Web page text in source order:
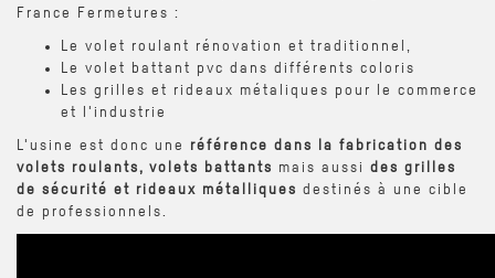
France Fermetures :
Le volet roulant rénovation et traditionnel,
Le volet battant pvc dans différents coloris
Les grilles et rideaux métaliques pour le commerce
et l'industrie
L'usine est donc une référence dans la fabrication des
volets roulants, volets battants mais aussi des grilles
de sécurité et rideaux métalliques destinés à une cible
de professionnels.